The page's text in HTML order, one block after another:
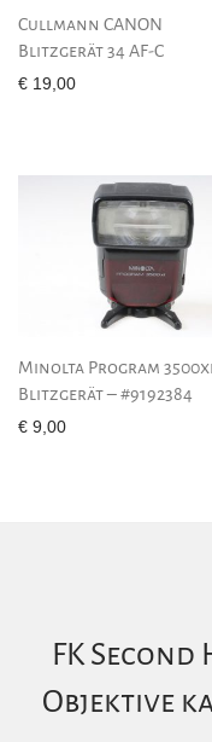
Cullmann CANON
Blitzgerät 34 AF-C
€ 19,00
Minolta Program 3500xi
Blitzgerät – #9192384
€ 9,00
FK Second
Objektive